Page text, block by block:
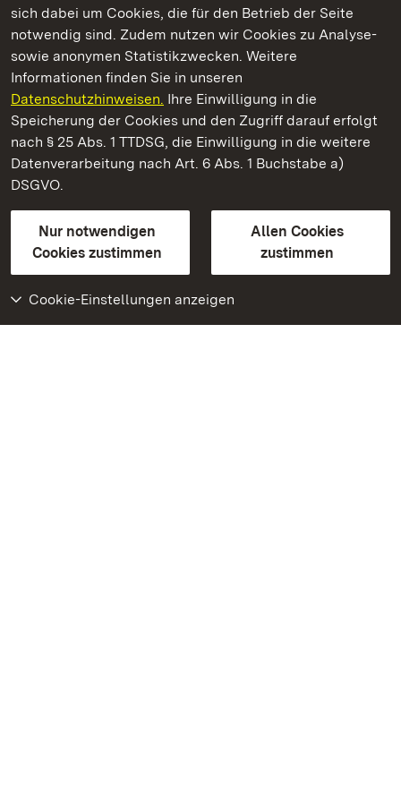
sich dabei um Cookies, die für den Betrieb der Seite
notwendig sind. Zudem nutzen wir Cookies zu Analyse-
sowie anonymen Statistikzwecken. Weitere
Informationen finden Sie in unseren
Datenschutzhinweisen. Ihre Einwilligung in die
Speicherung der Cookies und den Zugriff darauf erfolgt
nach § 25 Abs. 1 TTDSG, die Einwilligung in die weitere
Datenverarbeitung nach Art. 6 Abs. 1 Buchstabe a)
DSGVO.
Nur notwendigen
Cookies zustimmen
Allen Cookies
zustimmen
Cookie-Einstellungen anzeigen
Schloss und Schlossgarten Schwetzingen
Staatliche Schlösser und Gärten Baden-Württemberg
Kontakt
GebärdenspracheLeichte Sprache
Erklärung zur Barrierefreiheit
BITV-konform (geprüfte Seiten)
Weiteres